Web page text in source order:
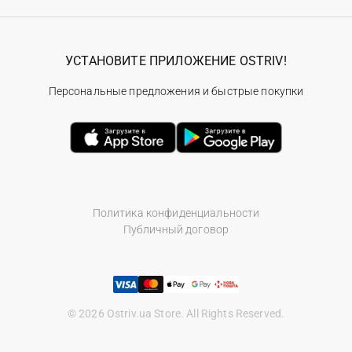
Политика конфиденциальности
Публичный договор
© 2026 Ostriv.ua Store. All Rights Reserved.
УСТАНОВИТЕ ПРИЛОЖЕНИЕ OSTRIV!
Персональные предложения и быстрые покупки